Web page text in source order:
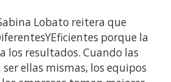
Lobato reitera que
porque la
los resultados. Cuando las
ellas mismas, los equipos